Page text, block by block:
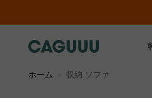
ホーム
収納 ソファ